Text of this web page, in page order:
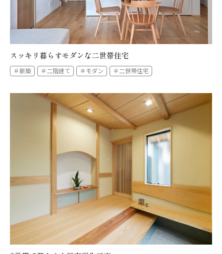
スッキリ暮らすモダンな二世帯住宅
＃新築 ＃二階建て ＃モダン ＃二世帯住宅